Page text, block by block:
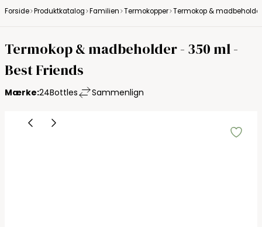
Forside Produktkatalog Familien Termokopper Termokop &
24Bottles Travel tumbler snack pot
Termokop & madbeholder - 350 ml -
Best Friends
Mærke:24Bottles Sammenlign